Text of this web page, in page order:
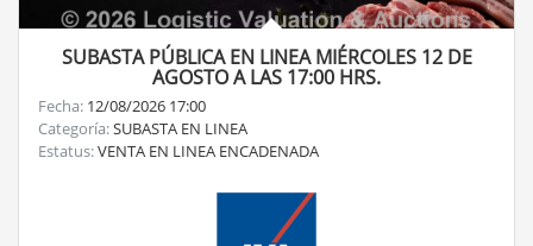
SUBASTA PÚBLICA EN LINEA MIÉRCOLES 12 DE
AGOSTO A LAS 17:00 HRS.
Fecha: 12/08/2026 17:00
Categoría:SUBASTA EN LINEA
Estatus:VENTA EN LINEA ENCADENADA